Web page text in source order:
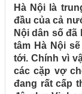
Hà Nội là
đầu của cả
Nội dân số đã
tâm Hà Nội
tới. Chính vì
các cặp vợ
đang rất cấp